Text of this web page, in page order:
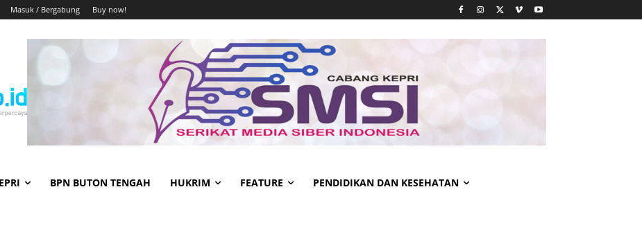
Masuk / Bergabung Buy now!
BPN BUTON TENGAH HUKRIM FEATURE PENDIDIKAN DAN KESEHATAN